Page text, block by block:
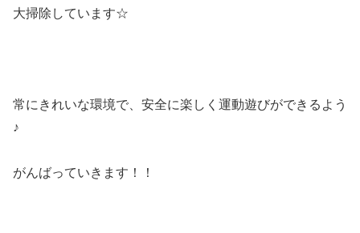
大掃除しています☆
常にきれいな環境で、安全に楽しく運動遊びができるよう
♪
がんばっていきます！！